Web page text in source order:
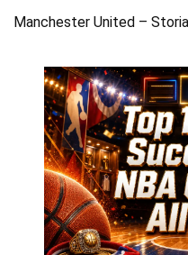
Manchester United –